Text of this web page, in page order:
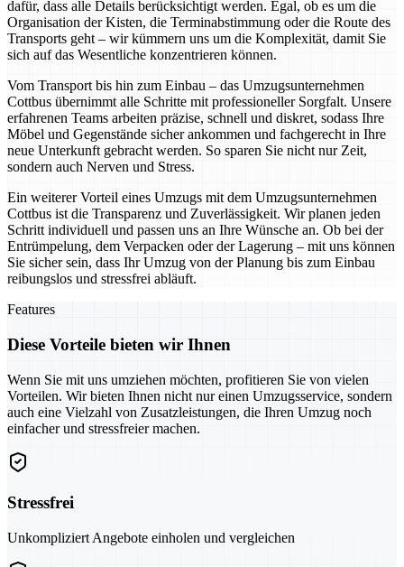
dafür, dass alle Details berücksichtigt werden. Egal, ob es um die
Organisation der Kisten, die Terminabstimmung oder die Route des
Transports geht – wir kümmern uns um die Komplexität, damit Sie
sich auf das Wesentliche konzentrieren können.
Vom Transport bis hin zum Einbau – das Umzugsunternehmen
Cottbus übernimmt alle Schritte mit professioneller Sorgfalt. Unsere
erfahrenen Teams arbeiten präzise, schnell und diskret, sodass Ihre
Möbel und Gegenstände sicher ankommen und fachgerecht in Ihre
neue Unterkunft gebracht werden. So sparen Sie nicht nur Zeit,
sondern auch Nerven und Stress.
Ein weiterer Vorteil eines Umzugs mit dem Umzugsunternehmen
Cottbus ist die Transparenz und Zuverlässigkeit. Wir planen jeden
Schritt individuell und passen uns an Ihre Wünsche an. Ob bei der
Entrümpelung, dem Verpacken oder der Lagerung – mit uns können
Sie sicher sein, dass Ihr Umzug von der Planung bis zum Einbau
reibungslos und stressfrei abläuft.
Features
Diese Vorteile bieten wir Ihnen
Wenn Sie mit uns umziehen möchten, profitieren Sie von vielen
Vorteilen. Wir bieten Ihnen nicht nur einen Umzugsservice, sondern
auch eine Vielzahl von Zusatzleistungen, die Ihren Umzug noch
einfacher und stressfreier machen.
Stressfrei
Unkompliziert Angebote einholen und vergleichen